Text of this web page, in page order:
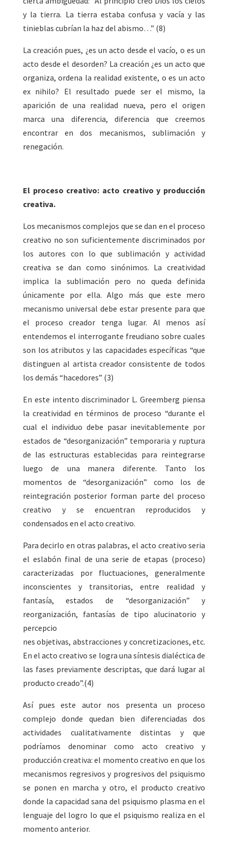
y la tierra. La tierra estaba confusa y vacía y las
tinieblas cubrían la haz del abismo…” (8)
La creación pues, ¿es un acto desde el vacío, o es un
acto desde el desorden? La creación ¿es un acto que
organiza, ordena la realidad existente, o es un acto
ex nihilo? El resultado puede ser el mismo, la
aparición de una realidad nueva, pero el origen
marca una diferencia, diferencia que creemos
encontrar en dos mecanismos, sublimación y
renegación.
El proceso creativo: acto creativo y producción
creativa.
Los mecanismos complejos que se dan en el proceso
creativo no son suficientemente discriminados por
los autores con lo que sublimación y actividad
creativa se dan como sinónimos. La creatividad
implica la sublimación pero no queda definida
únicamente por ella. Algo más que este mero
mecanismo universal debe estar presente para que
el proceso creador tenga lugar. Al menos así
entendemos el interrogante freudiano sobre cuales
son los atributos y las capacidades específicas “que
distinguen al artista creador consistente de todos
los demás “hacedores” (3)
En este intento discriminador L. Greemberg piensa
la creatividad en términos de proceso “durante el
cual el individuo debe pasar inevitablemente por
estados de “desorganización” temporaria y ruptura
de las estructuras establecidas para reintegrarse
luego de una manera diferente. Tanto los
momentos de “desorganización” como los de
reintegración posterior forman parte del proceso
creativo y se encuentran reproducidos y
condensados en el acto creativo.
Para decirlo en otras palabras, el acto creativo seria
el eslabón final de una serie de etapas (proceso)
caracterizadas por fluctuaciones, generalmente
inconscientes y transitorias, entre realidad y
fantasía, estados de “desorganización” y
reorganización, fantasías de tipo alucinatorio y
percepcio
nes objetivas, abstracciones y concretizaciones, etc.
En el acto creativo se logra una síntesis dialéctica de
las fases previamente descriptas, que dará lugar al
producto creado”.(4)
Así pues este autor nos presenta un proceso
complejo donde quedan bien diferenciadas dos
actividades cualitativamente distintas y que
podríamos denominar como acto creativo y
producción creativa: el momento creativo en que los
mecanismos regresivos y progresivos del psiquismo
se ponen en marcha y otro, el producto creativo
donde la capacidad sana del psiquismo plasma en el
lenguaje del logro lo que el psiquismo realiza en el
momento anterior.